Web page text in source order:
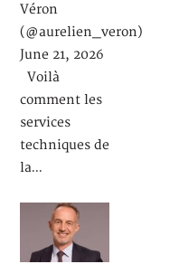
Véron
(@aurelien_veron)
June 21, 2026
Voilà
comment les
services
techniques de
la…